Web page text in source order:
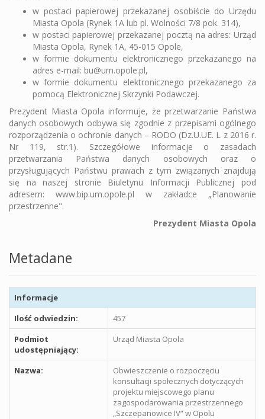
w postaci papierowej przekazanej osobiście do Urzędu
Miasta Opola (Rynek 1A lub pl. Wolności 7/8 pok. 314),
w postaci papierowej przekazanej pocztą na adres: Urząd
Miasta Opola, Rynek 1A, 45-015 Opole,
w formie dokumentu elektronicznego przekazanego na
adres e-mail: bu@um.opole.pl,
w formie dokumentu elektronicznego przekazanego za
pomocą Elektronicznej Skrzynki Podawczej.
Prezydent Miasta Opola informuje, że przetwarzanie Państwa
danych osobowych odbywa się zgodnie z przepisami ogólnego
rozporządzenia o ochronie danych – RODO (Dz.U.UE. L z 2016 r.
Nr 119, str.1). Szczegółowe informacje o zasadach
przetwarzania Państwa danych osobowych oraz o
przysługujących Państwu prawach z tym związanych znajdują
się na naszej stronie Biuletynu Informacji Publicznej pod
adresem: www.bip.um.opole.pl w zakładce „Planowanie
przestrzenne".
Prezydent Miasta Opola
Metadane
Informacje
Ilość odwiedzin:
457
Podmiot
udostępniający:
Urząd Miasta Opola
Nazwa:
Obwieszczenie o rozpoczęciu
konsultacji społecznych dotyczących
projektu miejscowego planu
zagospodarowania przestrzennego
„Szczepanowice IV“ w Opolu